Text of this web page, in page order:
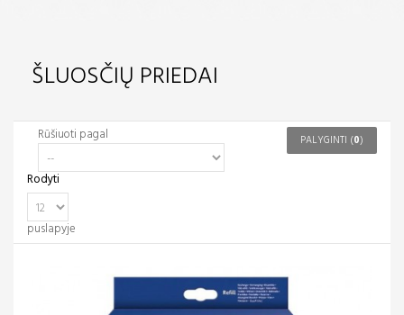
ŠLUOSČIŲ PRIEDAI
Rūšiuoti pagal
Rodyti
puslapyje
PALYGINTI (0)